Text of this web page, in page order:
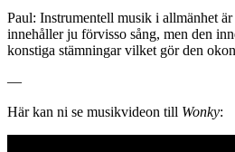
Paul: Instrumentell musik i allmänhet är
innehåller ju förvisso sång, men den
konstiga stämningar vilket gör den
—
Här kan ni se musikvideon till Wonky: